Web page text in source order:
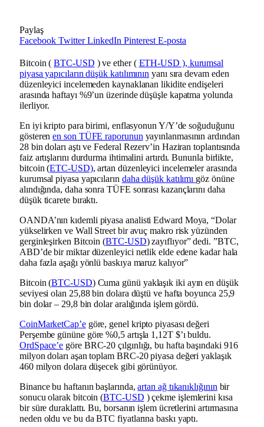
Paylaş
Facebook Twitter LinkedIn Pinterest E-posta
Bitcoin (BTC-USD ) ve ether ( ETH-USD ), kurumsal
piyasa yapıcılarındüşük katılımının yanı sıra devam eden
düzenleyici incelemeden kaynaklanan likidite endişeleri
arasında haftayı %9’un üzerinde düşüşle kapatma yolunda
ilerliyor.
En iyi kripto para birimi, enflasyonun Y/Y’de soğuduğunu
gösterenen son TÜFE raporunun yayınlanmasının ardından
28 bin doları aştı ve Federal Rezerv’in Haziran toplantısında
faiz artışlarını durdurma ihtimalini artırdı. Bununla birlikte,
bitcoin (ETC-USD), artan düzenleyici incelemeler arasında
kurumsal piyasa yapıcıların daha düşük katılımı göz önüne
alındığında, daha sonra TÜFE sonrası kazançlarını daha
düşük ticarete bıraktı.
OANDA’nın kıdemli piyasa analisti Edward Moya, “Dolar
yükselirken ve Wall Street bir avuç makro risk yüzünden
gerginleşirken Bitcoin (BTC-USD) zayıflıyor” dedi. ​”BTC,
ABD’de bir miktar düzenleyici netlik elde edene kadar hala
daha fazla aşağı yönlü baskıya maruz kalıyor”
Bitcoin (BTC-USD) Cuma günü yaklaşık iki ayın en düşük
seviyesi olan 25,88 bin dolara düştü ve hafta boyunca 25,9
bin dolar – 29,8 bin dolar aralığında işlem gördü.
CoinMarketCap’egöre, genel kripto piyasası değeri
Perşembe gününe göre %0,5 artışla 1,12T $’ı buldu.
OrdSpace’e göre BRC-20 çılgınlığı, bu hafta başındaki 916
milyon doları aşan toplam BRC-20 piyasa değeri yaklaşık
460 milyon dolara düşecek gibi görünüyor.
Binance bu haftanın başlarında,artan ağ tıkanıklığının bir
sonucu olarak bitcoin (BTC-USD ) çekme işlemlerini kısa
bir süre duraklattı. Bu, borsanın işlem ücretlerini artırmasına
neden oldu ve bu da BTC fiyatlarına baskı yaptı.